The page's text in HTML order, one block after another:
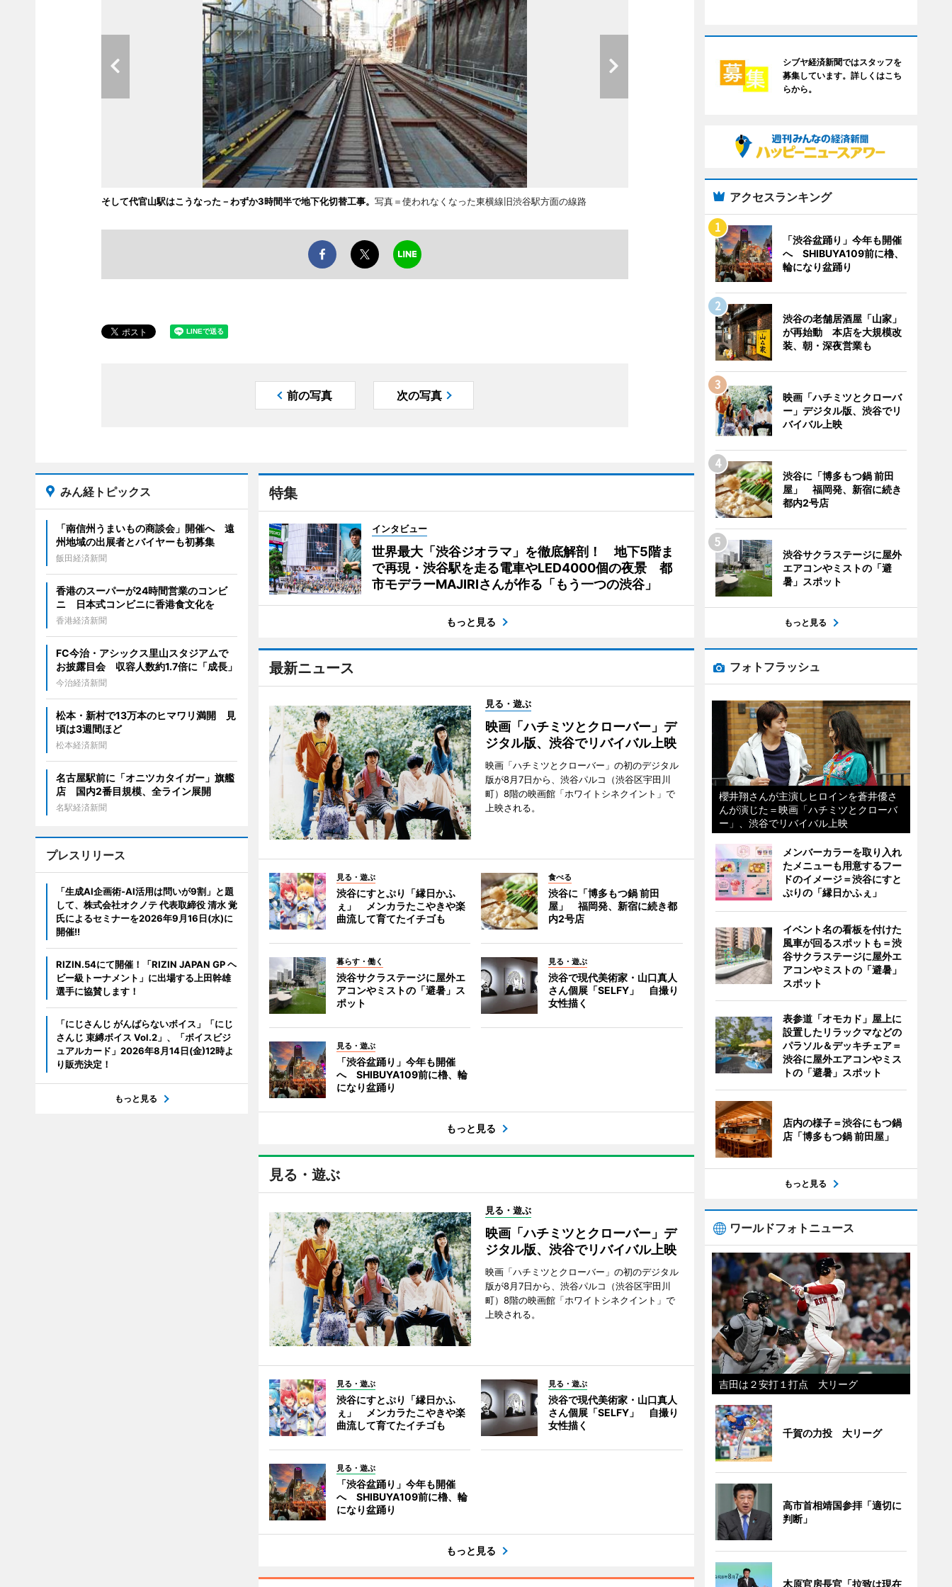
そして代官山駅はこうなった－わずか3時間半で地下化切替工事。 写真＝使われなくなった東横線旧渋谷駅方面の線路
前の写真 次の写真
特集
インタビュー
世界最大「渋谷ジオラマ」を徹底解剖！ 地下5階ま
で再現・渋谷駅を走る電車やLED4000個の夜景 都
市モデラーMAJIRIさんが作る「もう一つの渋谷」
もっと見る
最新ニュース
見る・遊ぶ
映画「ハチミツとクローバー」デ
ジタル版、渋谷でリバイバル上映
映画「ハチミツとクローバー」の初のデジタル
版が8月7日から、渋谷パルコ（渋谷区宇田川
町）8階の映画館「ホワイトシネクイント」で
上映される。
見る・遊ぶ
渋谷にすとぷり「縁日かふ
ぇ」 メンカラたこやきや楽
曲流して育てたイチゴも
食べる
渋谷に「博多もつ鍋 前田
屋」 福岡発、新宿に続き都
内2号店
暮らす・働く
渋谷サクラステージに屋外エ
アコンやミストの「避暑」ス
ポット
見る・遊ぶ
渋谷で現代美術家・山口真人
さん個展「SELFY」 自撮り
女性描く
見る・遊ぶ
「渋谷盆踊り」今年も開催
へ SHIBUYA109前に櫓、輪
になり盆踊り
もっと見る
見る・遊ぶ
見る・遊ぶ
映画「ハチミツとクローバー」デ
ジタル版、渋谷でリバイバル上映
映画「ハチミツとクローバー」の初のデジタル
版が8月7日から、渋谷パルコ（渋谷区宇田川
町）8階の映画館「ホワイトシネクイント」で
上映される。
見る・遊ぶ
渋谷にすとぷり「縁日かふ
ぇ」 メンカラたこやきや楽
曲流して育てたイチゴも
見る・遊ぶ
渋谷で現代美術家・山口真人
さん個展「SELFY」 自撮り
女性描く
見る・遊ぶ
「渋谷盆踊り」今年も開催
へ SHIBUYA109前に櫓、輪
になり盆踊り
もっと見る
みん経トピックス
「南信州うまいもの商談会」開催へ 遠
州地域の出展者とバイヤーも初募集
飯田経済新聞
香港のスーパーが24時間営業のコンビ
ニ 日本式コンビニに香港食文化を
香港経済新聞
FC今治・アシックス里山スタジアムで
お披露目会 収容人数約1.7倍に「成長」
今治経済新聞
松本・新村で13万本のヒマワリ満開 見
頃は3週間ほど
松本経済新聞
名古屋駅前に「オニツカタイガー」旗艦
店 国内2番目規模、全ライン展開
名駅経済新聞
プレスリリース
「生成AI企画術-AI活用は問いが9割」と題
して、株式会社オクノテ 代表取締役 清水 覚
氏によるセミナーを2026年9月16日(水)に
開催!!
RIZIN.54にて開催！「RIZIN JAPAN GP ヘ
ビー級トーナメント」に出場する上田幹雄
選手に協賛します！
「にじさんじ がんばらないボイス」「にじ
さんじ 束縛ボイス Vol.2」、「ボイスビジ
ュアルカード」2026年8月14日(金)12時よ
り販売決定！
もっと見る
シブヤ経済新聞ではスタッフを
募集しています。詳しくはこち
らから。
アクセスランキング
「渋谷盆踊り」今年も開催
へ SHIBUYA109前に櫓、
輪になり盆踊り
渋谷の老舗居酒屋「山家」
が再始動 本店を大規模改
装、朝・深夜営業も
映画「ハチミツとクローバ
ー」デジタル版、渋谷でリ
バイバル上映
渋谷に「博多もつ鍋 前田
屋」 福岡発、新宿に続き
都内2号店
渋谷サクラステージに屋外
エアコンやミストの「避
暑」スポット
もっと見る
フォトフラッシュ
櫻井翔さんが主演しヒロインを蒼井優さ
んが演じた＝映画「ハチミツとクローバ
ー」、渋谷でリバイバル上映
メンバーカラーを取り入れ
たメニューも用意するフー
ドのイメージ＝渋谷にすと
ぷりの「縁日かふぇ」
イベント名の看板を付けた
風車が回るスポットも＝渋
谷サクラステージに屋外エ
アコンやミストの「避暑」
スポット
表参道「オモカド」屋上に
設置したリラックマなどの
パラソル＆デッキチェア＝
渋谷に屋外エアコンやミス
トの「避暑」スポット
店内の様子＝渋谷にもつ鍋
店「博多もつ鍋 前田屋」
もっと見る
ワールドフォトニュース
吉田は２安打１打点 大リーグ
千賀の力投 大リーグ
高市首相靖国参拝「適切に
判断」
木原官房長官「拉致は現在